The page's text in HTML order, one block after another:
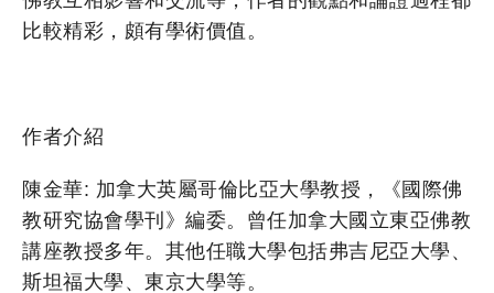
比較精彩，頗有學術價值。
作者介紹
陳金華: 加拿大英屬哥倫比亞大學教授，《國際佛
教研究協會學刊》編委。曾任加拿大國立東亞佛教
講座教授多年。其他任職大學包括弗吉尼亞大學、
斯坦福大學、東京大學等。